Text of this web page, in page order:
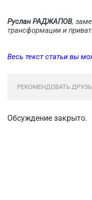
Руслан РАДЖАПОВ,
трансформации и
Весь текст статьи вы
РЕКОМЕНДОВАТЬ
Обсуждение закрыто.